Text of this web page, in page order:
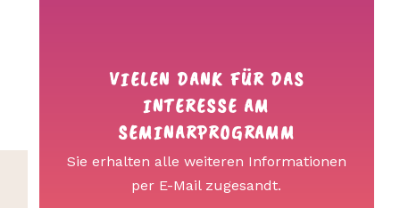
VIELEN DANK FÜR DAS
INTERESSE AM
SEMINARPROGRAMM
Sie erhalten alle weiteren Informationen
per E-Mail zugesandt.